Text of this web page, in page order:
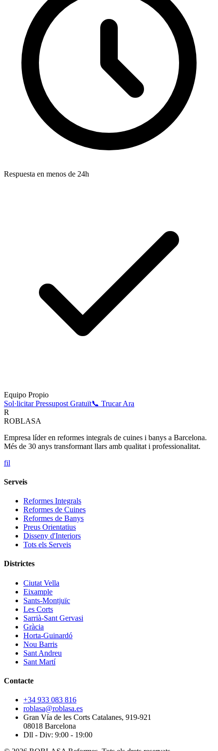
Respuesta en menos de 24h
Equipo Propio
Sol·licitar Pressupost Gratuït📞 Trucar Ara
R
ROBLASA
Empresa líder en reformes integrals de cuines i banys a Barcelona.
Més de 30 anys transformant llars amb qualitat i professionalitat.
fil
Serveis
Reformes Integrals
Reformes de Cuines
Reformes de Banys
Preus Orientatius
Disseny d'Interiors
Tots els Serveis
Districtes
Ciutat Vella
Eixample
Sants-Montjuïc
Les Corts
Sarrià-Sant Gervasi
Gràcia
Horta-Guinardó
Nou Barris
Sant Andreu
Sant Martí
Contacte
+34 933 083 816
roblasa@roblasa.es
Gran Vía de les Corts Catalanes, 919-921
08018 Barcelona
Dll - Div: 9:00 - 19:00